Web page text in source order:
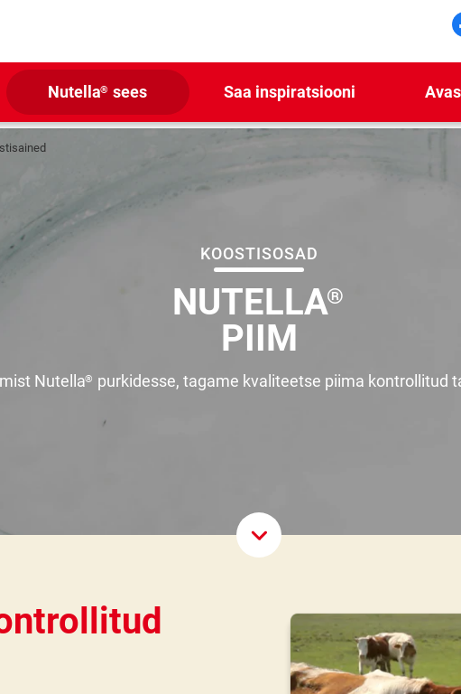
Nutella® sees Saa inspiratsiooni
KOOSTISOSAD
NUTELLA®
PIIM
Nutella® purkidesse, tagame kvaliteetse piima kontrollitud
Scroll